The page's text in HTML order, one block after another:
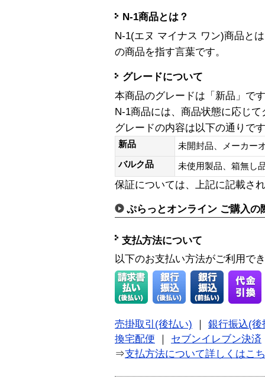
N-1商品とは？
N-1(エヌ マイナス ワン)商品と
の商品を指す言葉です。
グレードについて
本商品のグレードは「新品」です
N-1商品には、商品状態に応じ
グレードの内容は以下の通りで
新品
未開封品、メーカー
バルク品
未使用製品、箱無
保証については、上記に記載さ
ぷらっとオンライン ご購入の
支払方法について
以下のお支払い方法がご利用で
売掛取引(後払い)
銀行振込(後
換宅配便
セブンイレブン決済
⇒支払方法について詳しくはこ